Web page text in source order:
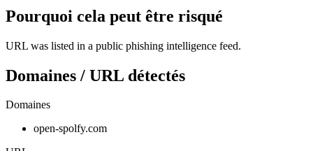
Pourquoi cela peut être risqué
URL was listed in a public phishing intelligence feed.
Domaines / URL détectés
Domaines
open-spolfy.com